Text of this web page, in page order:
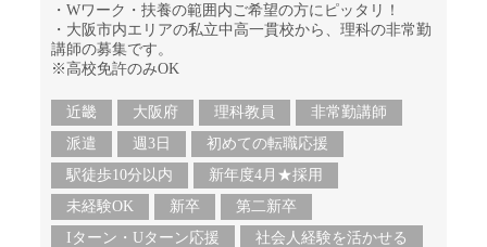
・Wワーク・扶養の範囲内ご希望の方にピッタリ！
・大阪市内エリアの私立中高一貫校から、理科の非常勤
講師の募集です。
※高校免許のみOK
近畿 大阪府 理科教員
非常勤講師
派遣
週3日
初めての転職応援
駅徒歩10分以内
新年度4月★採用
未経験OK
新卒
第二新卒
Iターン・Uターン応援
社会人経験を活かせる